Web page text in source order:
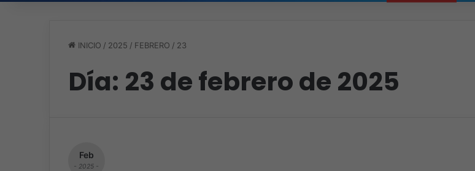
INICIO / 2025 / FEBRERO / 23
Día: 23 de febrero de 2025
Feb
- 2025 -